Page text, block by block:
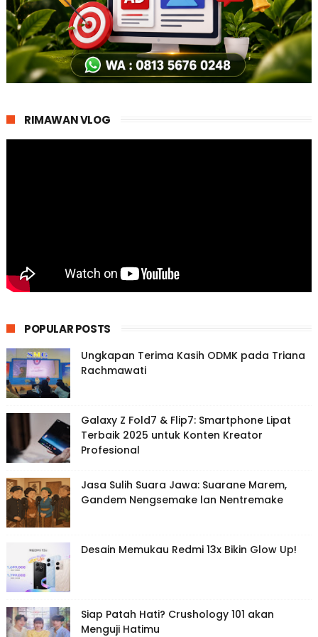
RIMAWAN VLOG
POPULAR POSTS
Ungkapan Terima Kasih ODMK pada Triana
Rachmawati
Galaxy Z Fold7 & Flip7: Smartphone Lipat
Terbaik 2025 untuk Konten Kreator
Profesional
Jasa Sulih Suara Jawa: Suarane Marem,
Gandem Nengsemake lan Nentremake
Desain Memukau Redmi 13x Bikin Glow Up!
Siap Patah Hati? Crushology 101 akan
Menguji Hatimu